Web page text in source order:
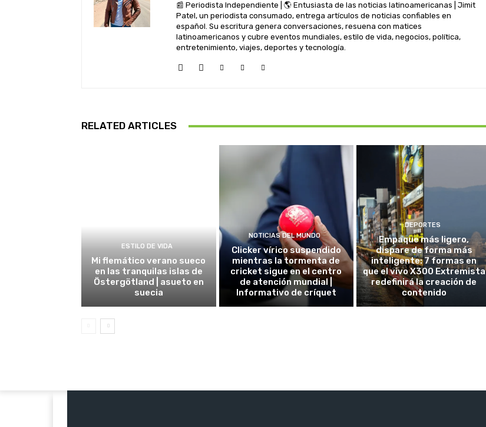
📰 Periodista Independiente | 🌎 Entusiasta de las noticias latinoamericanas | Jimit
Patel, un periodista consumado, entrega artículos de noticias confiables en
español. Su escritura genera conversaciones, resuena con matices
latinoamericanos y cubre eventos mundiales, estilo de vida, negocios, política,
entretenimiento, viajes, deportes y tecnología.
RELATED ARTICLES
ESTILO DE VIDA
Mi flemático verano sueco
en las tranquilas islas de
Östergötland | asueto en
suecia
NOTICIAS DEL MUNDO
Clicker vírico suspendido
mientras la tormenta de
cricket sigue en el centro
de atención mundial |
Informativo de críquet
DEPORTES
Empaque más ligero,
dispare de forma más
inteligente: 7 formas en
que el vivo X300 Extremista
redefinirá la creación de
contenido